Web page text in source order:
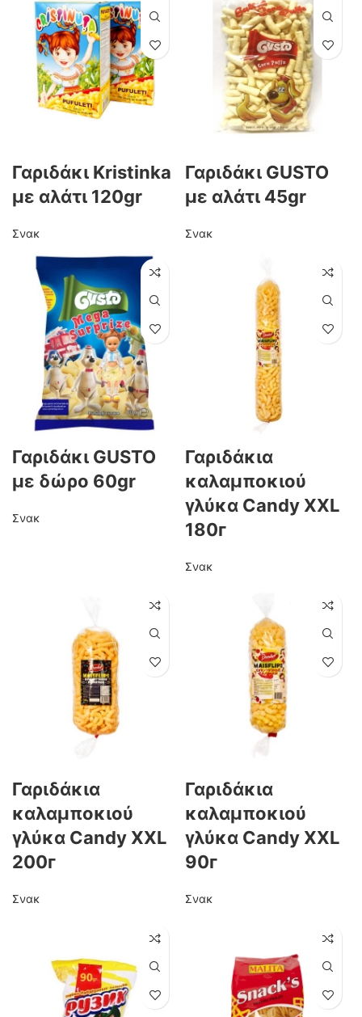
Γαριδάκι Kristinka
με αλάτι 120gr
Σνακ
Γαριδάκι GUSTO
με αλάτι 45gr
Σνακ
Γαριδάκι GUSTO
με δώρο 60gr
Σνακ
Γαριδάκια
καλαμποκιού
γλύκα Candy XXL
180г
Σνακ
Γαριδάκια
καλαμποκιού
γλύκα Candy XXL
200г
Σνακ
Γαριδάκια
καλαμποκιού
γλύκα Candy XXL
90г
Σνακ